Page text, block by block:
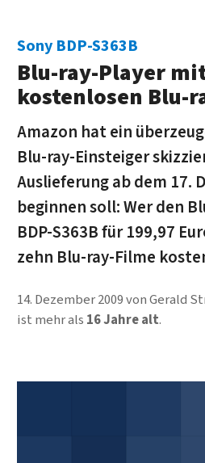
Sony BDP-S363B
Blu-ray-Player
kostenlosen Blu-
Amazon hat ein
Blu-ray-Einsteiger
Auslieferung ab dem 17.
beginnen soll: Wer den
BDP-S363B für 199,97
zehn Blu-ray-Filme
14. Dezember 2009vonGerald
ist mehr als 16 Jahre alt.